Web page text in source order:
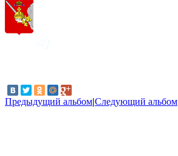
Предыдущий альбом|Следующий альбом